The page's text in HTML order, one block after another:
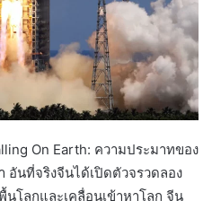
On Earth: ความประมาทของ
นที่จริงจีนได้เปิดตัวจรวดลอง
โลกและเคลื่อนเข้าหาโลก จีน